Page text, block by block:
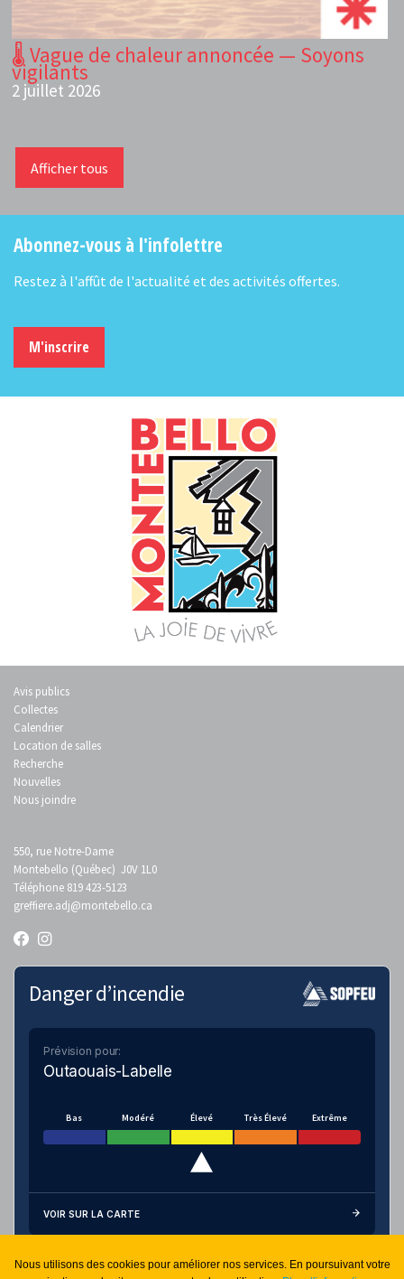
🌡️ Vague de chaleur annoncée — Soyons
vigilants
2 juillet 2026
Afficher tous
Abonnez-vous à l'infolettre
Restez à l'affût de l'actualité et des activités offertes.
M'inscrire
Avis publics
Collectes
Calendrier
Location de salles
Recherche
Nouvelles
Nous joindre
550, rue Notre-Dame
Montebello (Québec) J0V 1L0
Téléphone 819 423-5123
greffiere.adj@montebello.ca
Danger d’incendie
Prévision pour:
Outaouais-Labelle
Bas Modéré Élevé Très Élevé Extrême
VOIR SUR LA CARTE
Connexion sécurisée
Nous utilisons des cookies pour améliorer nos services. En poursuivant votre